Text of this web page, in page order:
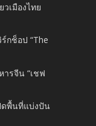
เมืองไทย
กช็อป “The
ารจีน “เชฟ
ดพื้นที่แบ่งปัน